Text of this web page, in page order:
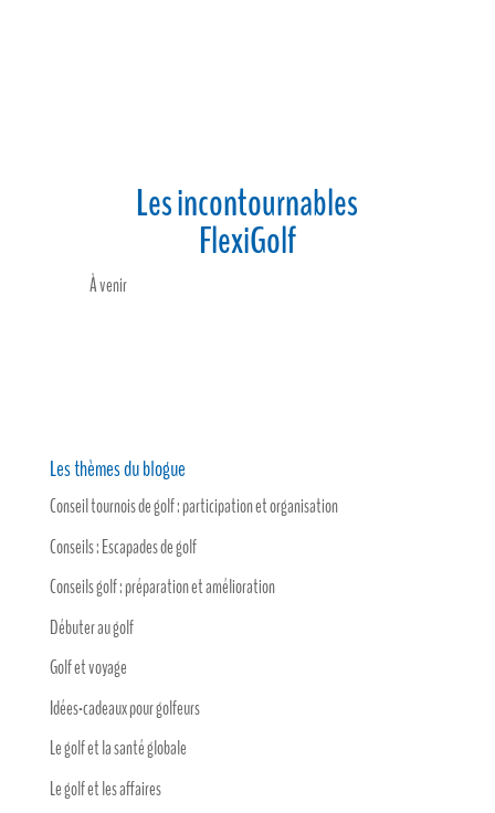
Les incontournables
FlexiGolf
À venir
Les thèmes du blogue
Conseil tournois de golf : participation et organisation
Conseils : Escapades de golf
Conseils golf : préparation et amélioration
Débuter au golf
Golf et voyage
Idées-cadeaux pour golfeurs
Le golf et la santé globale
Le golf et les affaires